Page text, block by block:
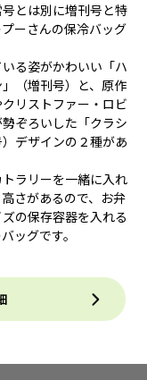
とは別に増刊号と特
ーさんの保冷バッグ
る姿がかわいい「ハ
（増刊号）と、原作
リストファー・ロビ
ぞろいした「クラシ
デザインの２種があ
ラリーを一緒に入れ
さがあるので、お弁
の保存容器を入れる
ッグです。